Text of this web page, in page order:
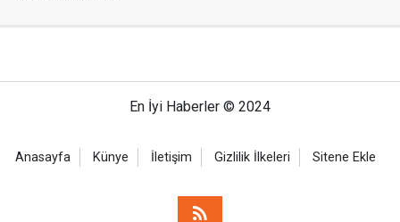
En İyi Haberler © 2024
Anasayfa Künye İletişim Gizlilik İlkeleri Sitene Ekle